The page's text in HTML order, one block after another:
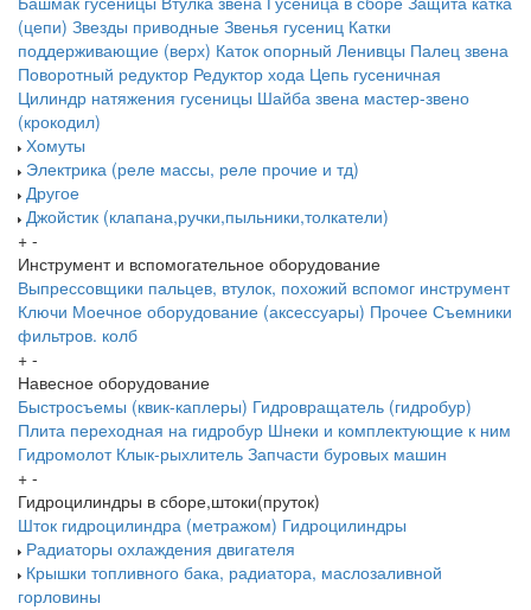
(цепи) Звезды приводные Звенья гусениц Катки
поддерживающие (верх) Каток опорный Ленивцы Палец звена
Поворотный редуктор Редуктор хода Цепь гусеничная
Цилиндр натяжения гусеницы Шайба звена мастер-звено
(крокодил)
Хомуты
Электрика (реле массы, реле прочие и тд)
Другое
Джойстик (клапана,ручки,пыльники,толкатели)
+ -
Инструмент и вспомогательное оборудование
Выпрессовщики пальцев, втулок, похожий вспомог инструмент
Ключи Моечное оборудование (аксессуары) Прочее Съемники
фильтров. колб
+ -
Навесное оборудование
Быстросъемы (квик-каплеры) Гидровращатель (гидробур)
Плита переходная на гидробур Шнеки и комплектующие к ним
Гидромолот Клык-рыхлитель Запчасти буровых машин
+ -
Гидроцилиндры в сборе,штоки(пруток)
Шток гидроцилиндра (метражом) Гидроцилиндры
Радиаторы охлаждения двигателя
Крышки топливного бака, радиатора, маслозаливной
горловины